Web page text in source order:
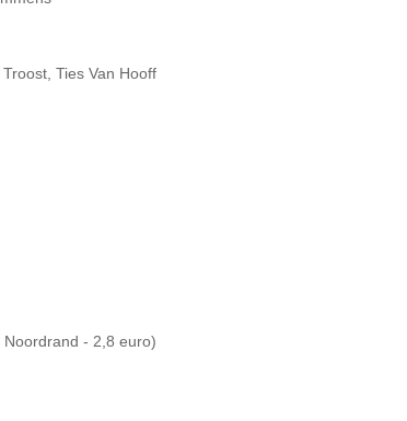
Ties Van Hooff
- 2,8 euro)